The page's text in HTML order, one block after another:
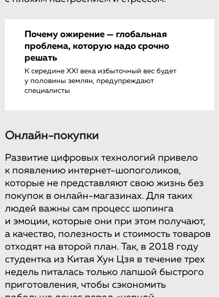
Почему ожирение — глобальная
проблема, которую надо срочно
решать
К середине XXI века избыточный вес будет
у половины землян, предупреждают
специалисты
Онлайн-покупки
Развитие цифровых технологий привело
к появлению интернет-шопоголиков,
которые не представляют свою жизнь без
покупок в онлайн-магазинах. Для таких
людей важны сам процесс шопинга
и эмоции, которые они при этом получают,
а качество, полезность и стоимость товаров
отходят на второй план. Так, в 2018 году
студентка из Китая Хун Цзя в течение трех
недель питалась только лапшой быстрого
приготовления, чтобы сэкономить